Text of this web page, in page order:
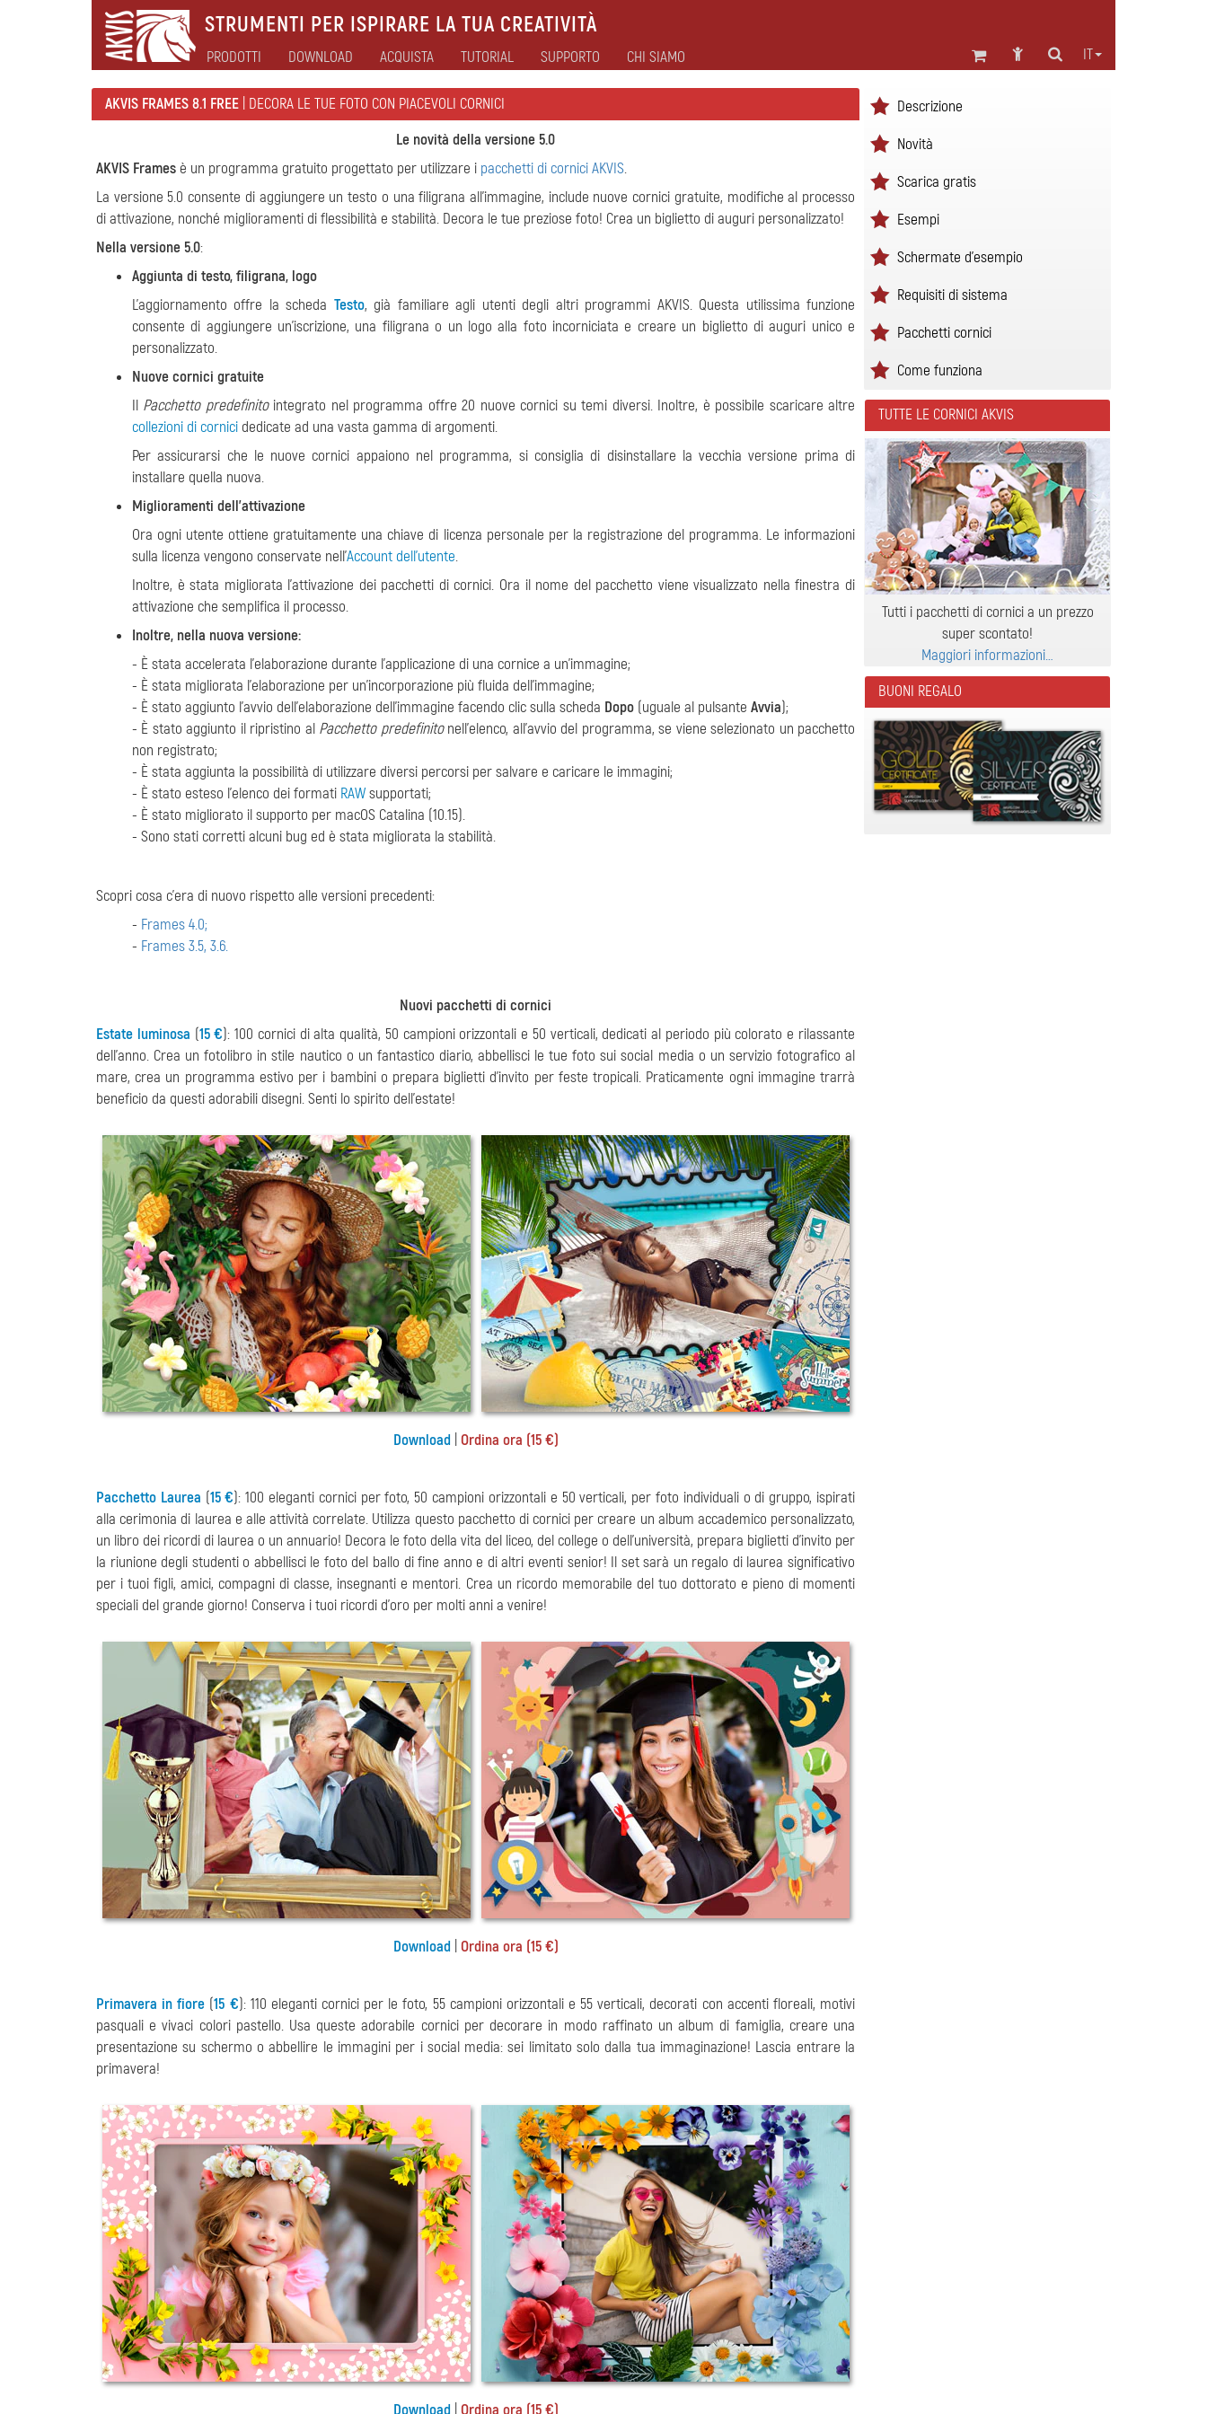
STRUMENTI PER ISPIRARE LA TUA CREATIVITÀ
IT
PRODOTTI DOWNLOAD ACQUISTA TUTORIAL SUPPORTO CHI SIAMO
AKVIS FRAMES 8.1 FREE | DECORA LE TUE FOTO CON PIACEVOLI CORNICI
Le novità della versione 5.0
AKVIS Frames è un programma gratuito progettato per utilizzare i pacchetti di cornici AKVIS.
La versione 5.0 consente di aggiungere un testo o una filigrana all'immagine, include nuove cornici gratuite, modifiche al processo
di attivazione, nonché miglioramenti di flessibilità e stabilità. Decora le tue preziose foto! Crea un biglietto di auguri personalizzato!
Nella versione 5.0:
Aggiunta di testo, filigrana, logo
L'aggiornamento offre la scheda Testo, già familiare agli utenti degli altri programmi AKVIS. Questa utilissima funzione
consente di aggiungere un'iscrizione, una filigrana o un logo alla foto incorniciata e creare un biglietto di auguri unico e
personalizzato.
Nuove cornici gratuite
Il Pacchetto predefinitointegrato nel programma offre 20 nuove cornici su temi diversi. Inoltre, è possibile scaricare altre
collezioni di cornici dedicate ad una vasta gamma di argomenti.
Per assicurarsi che le nuove cornici appaiono nel programma, si consiglia di disinstallare la vecchia versione prima di
installare quella nuova.
Miglioramenti dell'attivazione
Ora ogni utente ottiene gratuitamente una chiave di licenza personale per la registrazione del programma. Le informazioni
sulla licenza vengono conservate nell'Account dell'utente.
Inoltre, è stata migliorata l'attivazione dei pacchetti di cornici. Ora il nome del pacchetto viene visualizzato nella finestra di
attivazione che semplifica il processo.
Inoltre, nella nuova versione:
- È stata accelerata l'elaborazione durante l'applicazione di una cornice a un'immagine;
- È stata migliorata l'elaborazione per un'incorporazione più fluida dell'immagine;
- È stato aggiunto l'avvio dell'elaborazione dell'immagine facendo clic sulla scheda Dopo (uguale al pulsante Avvia);
- È stato aggiunto il ripristino al Pacchetto predefinitonell'elenco, all'avvio del programma, se viene selezionato un pacchetto
non registrato;
- È stata aggiunta la possibilità di utilizzare diversi percorsi per salvare e caricare le immagini;
- È stato esteso l'elenco dei formati RAWsupportati;
- È stato migliorato il supporto per macOS Catalina (10.15).
- Sono stati corretti alcuni bug ed è stata migliorata la stabilità.
Scopri cosa c'era di nuovo rispetto alle versioni precedenti:
- Frames 4.0;
- Frames 3.5, 3.6.
Nuovi pacchetti di cornici
Estate luminosa (15 €): 100 cornici di alta qualità, 50 campioni orizzontali e 50 verticali, dedicati al periodo più colorato e rilassante
dell'anno. Crea un fotolibro in stile nautico o un fantastico diario, abbellisci le tue foto sui social media o un servizio fotografico al
mare, crea un programma estivo per i bambini o prepara biglietti d'invito per feste tropicali. Praticamente ogni immagine trarrà
beneficio da questi adorabili disegni. Senti lo spirito dell'estate!
Download| Ordina ora (15 €)
Pacchetto Laurea (15 €): 100 eleganti cornici per foto, 50 campioni orizzontali e 50 verticali, per foto individuali o di gruppo, ispirati
alla cerimonia di laurea e alle attività correlate. Utilizza questo pacchetto di cornici per creare un album accademico personalizzato,
un libro dei ricordi di laurea o un annuario! Decora le foto della vita del liceo, del college o dell'università, prepara biglietti d'invito per
la riunione degli studenti o abbellisci le foto del ballo di fine anno e di altri eventi senior! Il set sarà un regalo di laurea significativo
per i tuoi figli, amici, compagni di classe, insegnanti e mentori. Crea un ricordo memorabile del tuo dottorato e pieno di momenti
speciali del grande giorno! Conserva i tuoi ricordi d'oro per molti anni a venire!
Download| Ordina ora (15 €)
Primavera in fiore (15 €): 110 eleganti cornici per le foto, 55 campioni orizzontali e 55 verticali, decorati con accenti floreali, motivi
pasquali e vivaci colori pastello. Usa queste adorabile cornici per decorare in modo raffinato un album di famiglia, creare una
presentazione su schermo o abbellire le immagini per i social media: sei limitato solo dalla tua immaginazione! Lascia entrare la
primavera!
Download| Ordina ora (15 €)
Descrizione
Novità
Scarica gratis
Esempi
Schermate d'esempio
Requisiti di sistema
Pacchetti cornici
Come funziona
TUTTE LE CORNICI AKVIS
Tutti i pacchetti di cornici a un prezzo
super scontato!
Maggiori informazioni…
BUONI REGALO